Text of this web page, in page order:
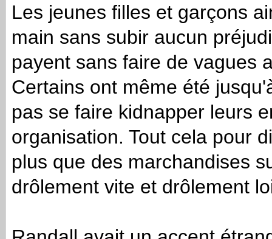
Les jeunes filles et garçons
main sans subir aucun
payent sans faire de vagues
Certains ont même été
pas se faire kidnapper leurs
organisation. Tout cela pour
plus que des marchandises
drôlement vite et drôlement